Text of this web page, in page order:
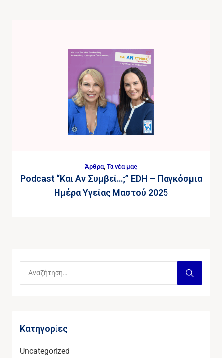
Άρθρα, Τα νέα μας
Podcast “Και Αν Συμβεί…;” EDH – Παγκόσμια
Ημέρα Υγείας Μαστού 2025
Kατηγορίες
Uncategorized